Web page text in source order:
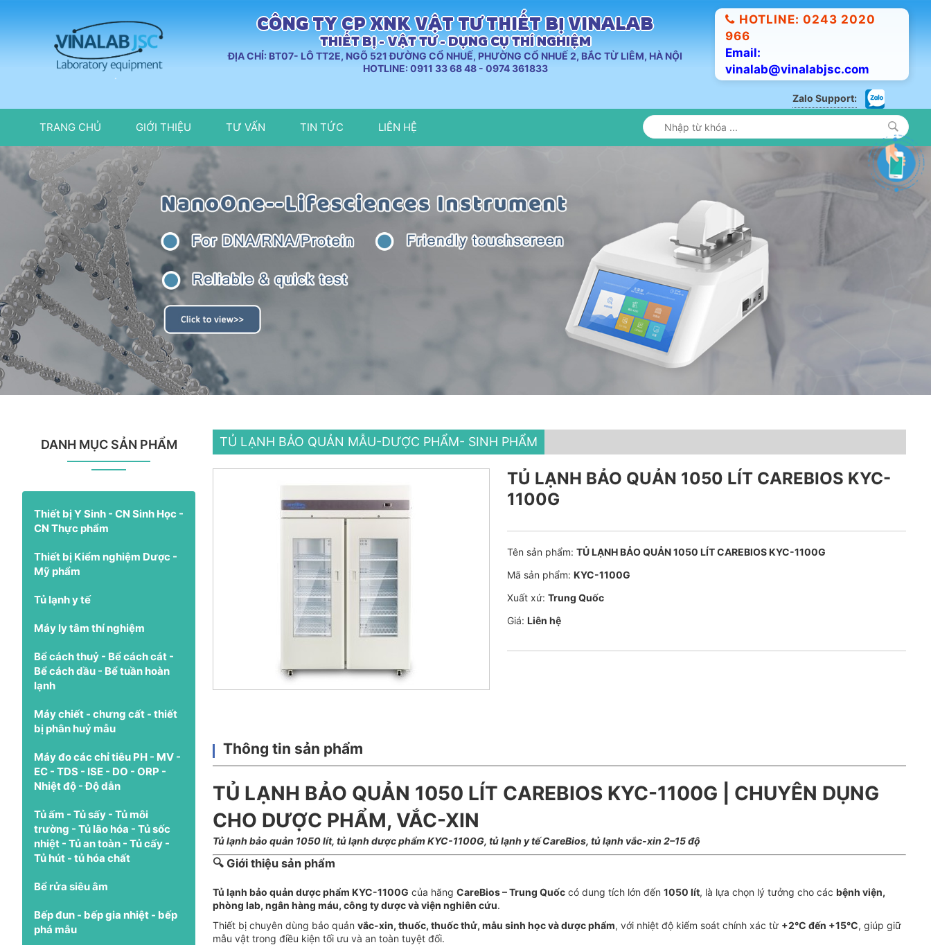
CÔNG TY CP XNK VẬT TƯ THIẾT BỊ VINALAB
THIẾT BỊ - VẬT TƯ - DỤNG CỤ THÍ NGHIỆM
ĐỊA CHỈ: BT07- LÔ TT2E, NGÕ 521 ĐƯỜNG CỔ NHUẾ, PHƯỜNG CỔ NHUẾ 2, BẮC TỪ LIÊM, HÀ NỘI
HOTLINE: 0911 33 68 48 - 0974 361833
HOTLINE: 0243 2020
966
Email:
vinalab@vinalabjsc.com
Zalo Support:
TRANG CHỦ GIỚI THIỆU TƯ VẤN TIN TỨC LIÊN HỆ
DANH MỤC SẢN PHẨM
Thiết bị Y Sinh - CN Sinh Học -
CN Thực phẩm
Thiết bị Kiểm nghiệm Dược -
Mỹ phẩm
Tủ lạnh y tế
Máy ly tâm thí nghiệm
Bể cách thuỷ - Bể cách cát -
Bể cách dầu - Bể tuần hoàn
lạnh
Máy chiết - chưng cất - thiết
bị phân huỷ mẫu
Máy đo các chỉ tiêu PH - MV -
EC - TDS - ISE - DO - ORP -
Nhiệt độ - Độ dẫn
Tủ ấm - Tủ sấy - Tủ môi
trường - Tủ lão hóa - Tủ sốc
nhiệt - Tủ an toàn - Tủ cấy -
Tủ hút - tủ hóa chất
Bể rửa siêu âm
Bếp đun - bếp gia nhiệt - bếp
phá mẫu
TỦ LẠNH BẢO QUẢN MẪU-DƯỢC PHẨM- SINH PHẨM
TỦ LẠNH BẢO QUẢN 1050 LÍT CAREBIOS KYC-
1100G
Tên sản phẩm: TỦ LẠNH BẢO QUẢN 1050 LÍT CAREBIOS KYC-1100G
Mã sản phẩm: KYC-1100G
Xuất xứ: Trung Quốc
Giá: Liên hệ
Thông tin sản phẩm
TỦ LẠNH BẢO QUẢN 1050 LÍT CAREBIOS KYC-1100G | CHUYÊN DỤNG
CHO DƯỢC PHẨM, VẮC-XIN
Tủ lạnh bảo quản 1050 lít, tủ lạnh dược phẩm KYC-1100G, tủ lạnh y tế CareBios, tủ lạnh vắc-xin 2–15 độ
🔍 Giới thiệu sản phẩm
Tủ lạnh bảo quản dược phẩm KYC-1100G của hãng CareBios – Trung Quốc có dung tích lớn đến 1050 lít, là lựa chọn lý tưởng cho các bệnh viện,
phòng lab, ngân hàng máu, công ty dược và viện nghiên cứu.
Thiết bị chuyên dùng bảo quản vắc-xin, thuốc, thuốc thử, mẫu sinh học và dược phẩm, với nhiệt độ kiểm soát chính xác từ +2°C đến +15°C, giúp giữ
mẫu vật trong điều kiện tối ưu và an toàn tuyệt đối.